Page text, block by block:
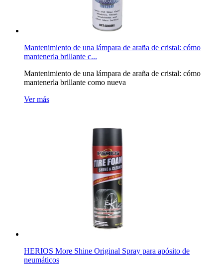
Mantenimiento de una lámpara de araña de cristal: cómo
mantenerla brillante c...
Mantenimiento de una lámpara de araña de cristal: cómo
mantenerla brillante como nueva
Ver más
HERIOS More Shine Original Spray para apósito de
neumáticos